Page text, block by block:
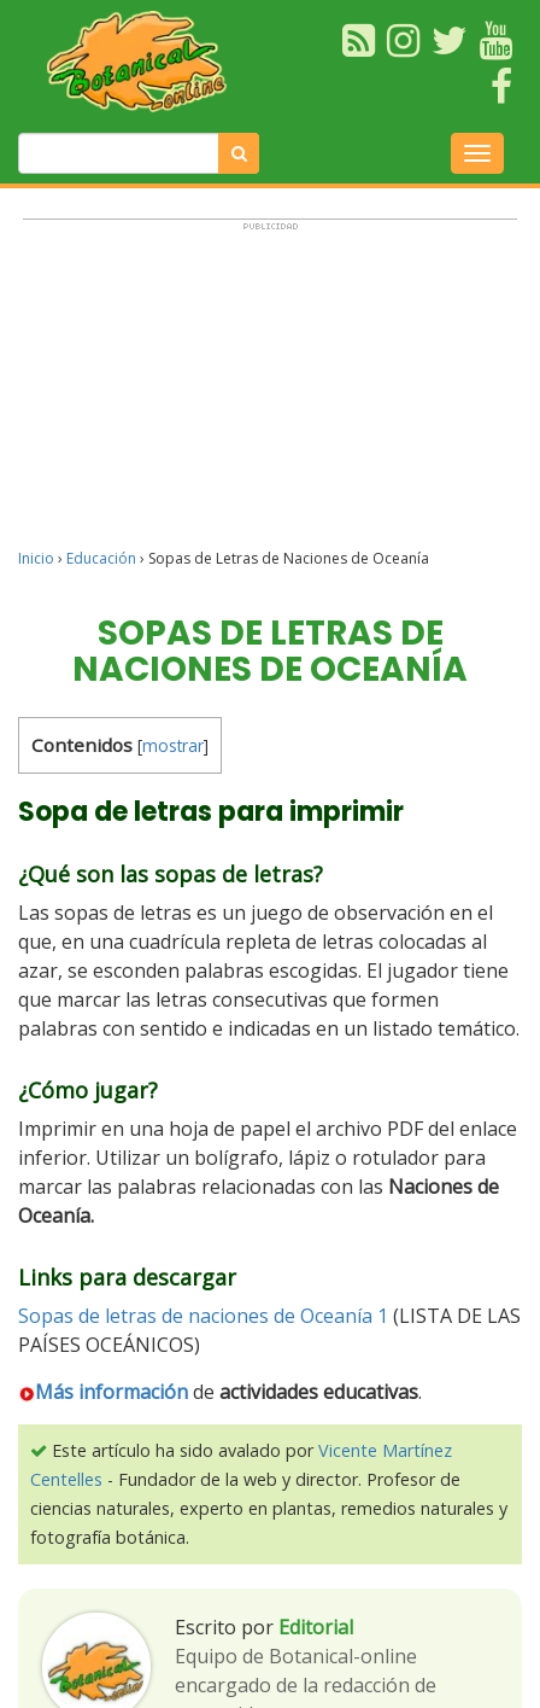
Inicio › Educación › Sopas de Letras de Naciones de Oceanía
SOPAS DE LETRAS DE
NACIONES DE OCEANÍA
Contenidos [mostrar]
Sopa de letras para imprimir
¿Qué son las sopas de letras?
Las sopas de letras es un juego de observación en el
que, en una cuadrícula repleta de letras colocadas al
azar, se esconden palabras escogidas. El jugador tiene
que marcar las letras consecutivas que formen
palabras con sentido e indicadas en un listado temático.
¿Cómo jugar?
Imprimir en una hoja de papel el archivo PDF del enlace
inferior. Utilizar un bolígrafo, lápiz o rotulador para
marcar las palabras relacionadas con las Naciones de
Oceanía.
Links para descargar
Sopas de letras de naciones de Oceanía 1 (LISTA DE LAS
PAÍSES OCEÁNICOS)
Más informaciónde actividades educativas.
Este artículo ha sido avalado porVicente Martínez
Centelles - Fundador de la web y director. Profesor de
ciencias naturales, experto en plantas, remedios naturales y
fotografía botánica.
Escrito por Editorial
Equipo de Botanical-online
encargado de la redacción de